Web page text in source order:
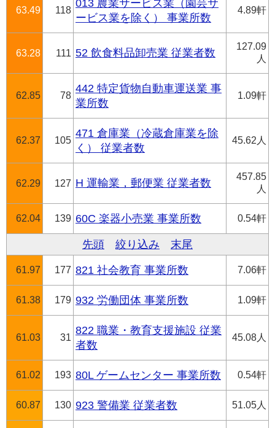
63.49 118
013 農業サービス業（園芸サ
ービス業を除く） 事業所数
4.89軒
63.28 111 52 飲食料品卸売業 従業者数
127.09
人
62.85 78
442 特定貨物自動車運送業 事
業所数
1.09軒
62.37 105
471 倉庫業（冷蔵倉庫業を除
く） 従業者数
45.62人
62.29 127 H 運輸業，郵便業 従業者数
457.85
人
62.04 139 60C 楽器小売業 事業所数 0.54軒
先頭 絞り込み 末尾
61.97 177 821 社会教育 事業所数 7.06軒
61.38 179 932 労働団体 事業所数 1.09軒
61.03 31
822 職業・教育支援施設 従業
者数
45.08人
61.02 193 80L ゲームセンター 事業所数 0.54軒
60.87 130 923 警備業 従業者数 51.05人